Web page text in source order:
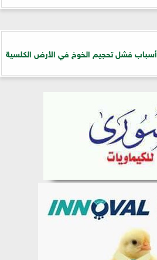
أسباب فشل تحجيم الخوخ في الأرض الكلسية